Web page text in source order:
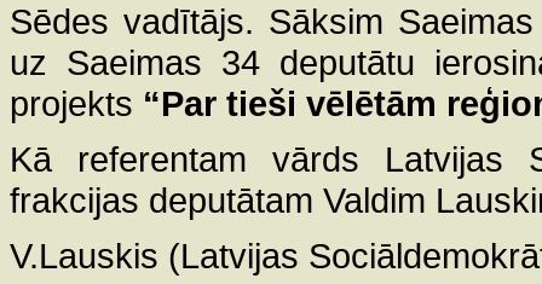
Sēdes vadītājs. Sāksim
uz Saeimas 34 deputātu
projekts “Par tieši vēlētām
Kā referentam vārds Latvijas
frakcijas deputātam Valdim
V.Lauskis (Latvijas